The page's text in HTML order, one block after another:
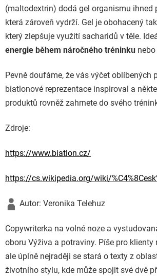
(maltodextrin) dodá gel organismu ihned
která zároveň vydrží. Gel je obohacený
který zlepšuje využití sacharidů v těle.
energie během náročného tréninku
Pevně doufáme, že vás výčet oblíbených
biatlonové reprezentace inspiroval a
produktů rovněž zahrnete do svého
Zdroje:
https://www.biatlon.cz/
https://cs.wikipedia.org/wiki/
Autor: Veronika Telehuz
Copywriterka na volné noze a
oboru Výživa a potraviny. Píše pro klienty
ale úplně nejraději se stará o texty z
životního stylu, kde může spojit své dvě